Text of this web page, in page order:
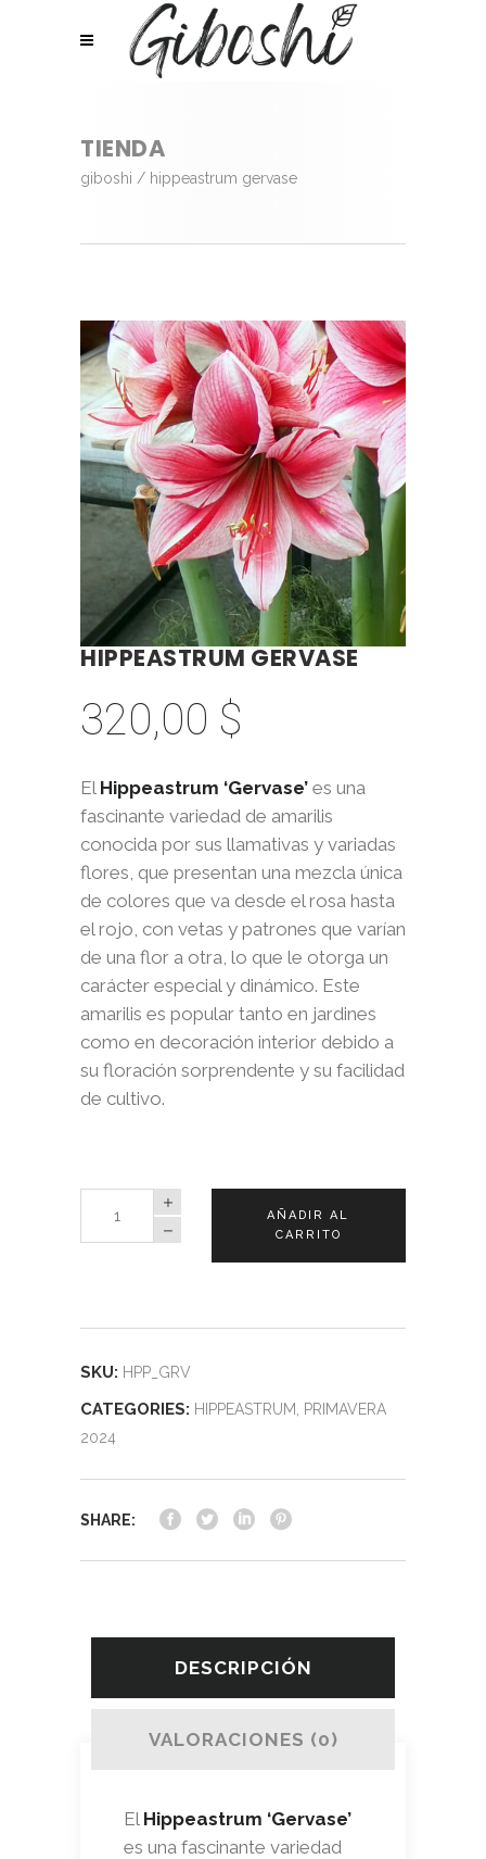
TIENDA
giboshi / hippeastrum gervase
HIPPEASTRUM GERVASE
320,00 $
El Hippeastrum ‘Gervase’ es una
fascinante variedad de amarilis
conocida por sus llamativas y variadas
flores, que presentan una mezcla única
de colores que va desde el rosa hasta
el rojo, con vetas y patrones que varían
de una flor a otra, lo que le otorga un
carácter especial y dinámico. Este
amarilis es popular tanto en jardines
como en decoración interior debido a
su floración sorprendente y su facilidad
de cultivo.
Hippeastrum
AÑADIR AL
CARRITO
SKU: HPP_GRV
CATEGORIES: HIPPEASTRUM
PRIMAVERA
2024
SHARE:
DESCRIPCIÓN
VALORACIONES (0)
El Hippeastrum ‘Gervase’
es una fascinante variedad